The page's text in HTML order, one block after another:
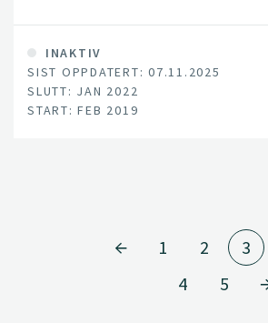
INAKTIV
SIST OPPDATERT: 07.11.2025
SLUTT: JAN 2022
START: FEB 2019
1 2
3
4
5